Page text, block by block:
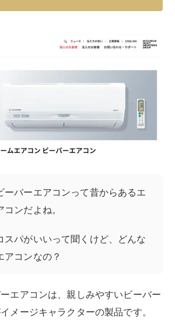
ーバーエアコンって昔からあるエ
コンだよね。
スパがいいって聞くけど、どんな
アコンなの？
エアコンは、親しみやすいビーバー
メージキャラクターの製品です。